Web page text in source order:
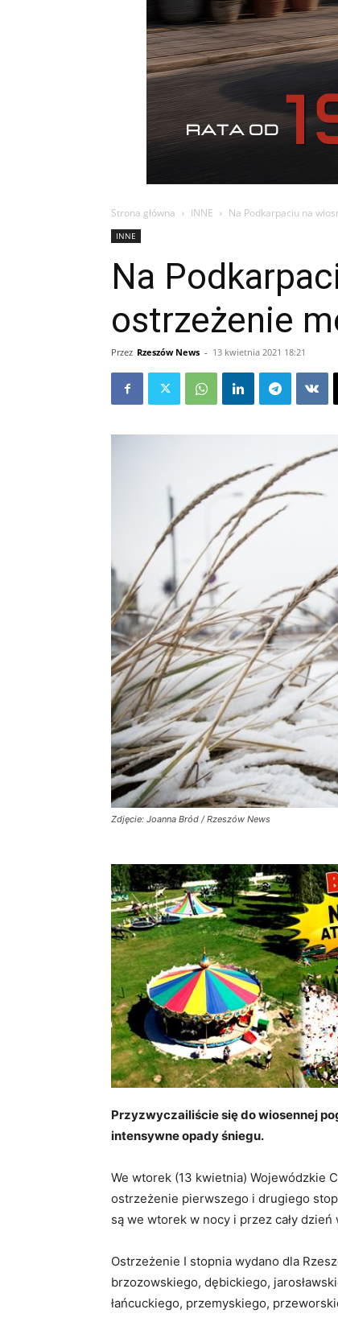
Strona główna INNE Na Podkarpaciu na
INNE
Na
ostrzeżenie
Przez Rzeszów News - 13 kwietnia 2021 18:21
Zdjęcie: Joanna Bród / Rzeszów News
Przyzwyczailiście się do wiosennej
intensywne opady śniegu.
We wtorek (13 kwietnia) Wojewódzkie
ostrzeżenie pierwszego i drugiego
są we wtorek w nocy i przez cały
Ostrzeżenie I stopnia wydano dla
brzozowskiego, dębickiego,
łańcuckiego, przemyskiego,